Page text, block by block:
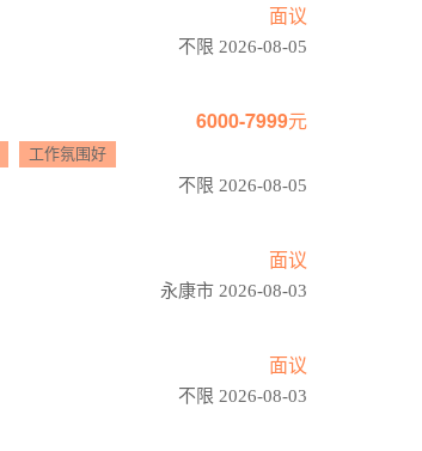
面议
不限 2026-08-05
6000-7999元
工作氛围好
不限 2026-08-05
面议
永康市 2026-08-03
面议
不限 2026-08-03